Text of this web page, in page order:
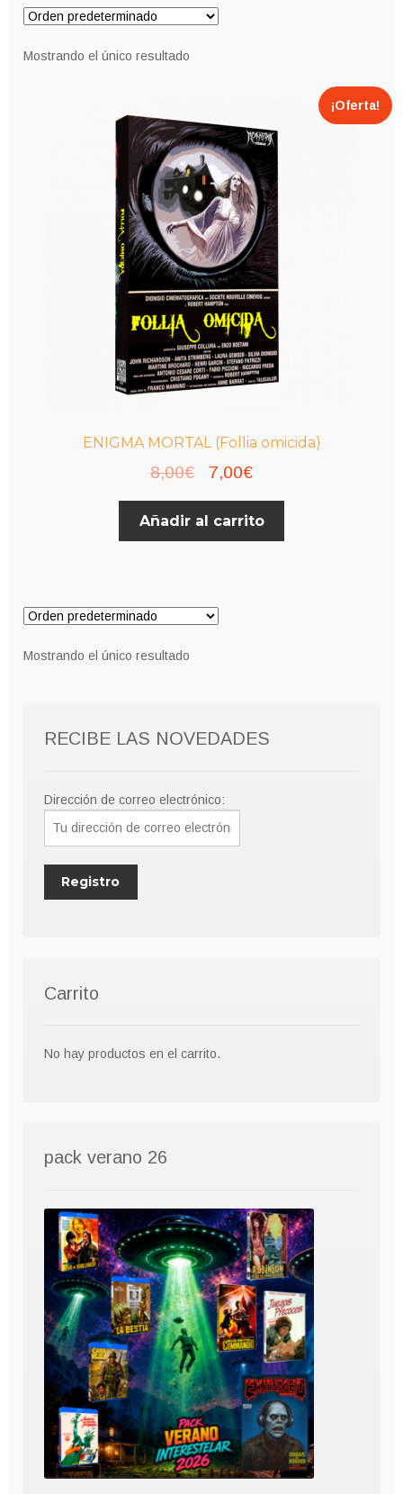
Mostrando el único resultado
ENIGMA MORTAL (Follia omicida)
¡Oferta!
8,00€
El
precio
original
7,00€El
precio
actual
Añadir al carrito
Mostrando el único resultado
RECIBE LAS NOVEDADES
Dirección de correo electrónico:
Carrito
No hay productos en el carrito.
pack verano 26